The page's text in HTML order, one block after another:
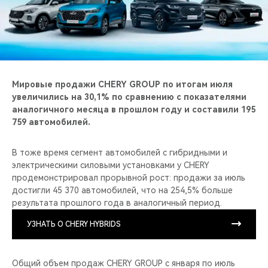
CHERY И СПОРТ
НАШИ МЕРОПРИЯТИЯ
CHERY ДЛЯ ДЕТЕЙ
Мировые продажи CHERY GROUP по итогам июля
увеличились на 30,1% по сравнению с показателями
аналогичного месяца в прошлом году и составили 195
759 автомобилей.
В тоже время сегмент автомобилей с гибридными и
электрическими силовыми установками у CHERY
продемонстрировал прорывной рост: продажи за июль
достигли 45 370 автомобилей, что на 254,5% больше
результата прошлого года в аналогичный период.
УЗНАТЬ О CHERY HYBRIDS
Общий объем продаж CHERY GROUP с января по июль